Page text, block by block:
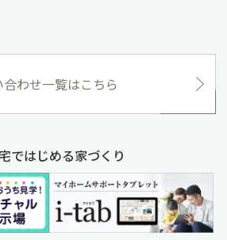
合わせ一覧はこちら
ではじめる家づくり